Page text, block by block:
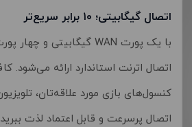
اتصال گیگابیتی؛ ۱۰ برابر سریع‌تر
اتصال اترنت استاندارد ارائه می‌شود.
کنسول‌های بازی مورد علاقه‌تان،
اتصال پرسرعت و قابل اعتماد لذت